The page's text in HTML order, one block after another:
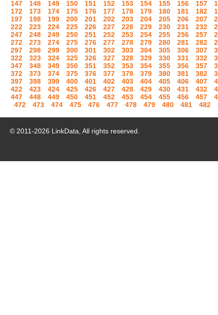
147
148 149 150 151 152 153 154 155 156 157
172
173 174 175 176 177 178 179 180 181 182
197
198 199 200 201 202 203 204 205 206 207
222
223 224 225 226 227 228 229 230 231 232
247
248 249 250 251 252 253 254 255 256 257
272
273 274 275 276 277 278 279 280 281 282
297
298 299 300 301 302 303 304 305 306 307
322
323 324 325 326 327 328 329 330 331 332
347
348 349 350 351 352 353 354 355 356 357
372
373 374 375 376 377 378 379 380 381 382
397
398 399 400 401 402 403 404 405 406 407
422
423 424 425 426 427 428 429 430 431 432
447
448 449 450 451 452 453 454 455 456 457
472
473 474 475 476 477 478 479 480 481 482
© 2011-2026 LinkData, All rights reserved.